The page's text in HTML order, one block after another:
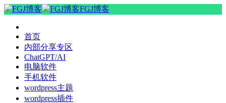
FGJ博客
首页
内部分享专区
ChatGPT/AI
电脑软件
手机软件
wordpress主题
wordpress插件